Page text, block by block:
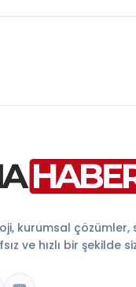
kurumsal çözümler,
ve hızlı bir şekilde